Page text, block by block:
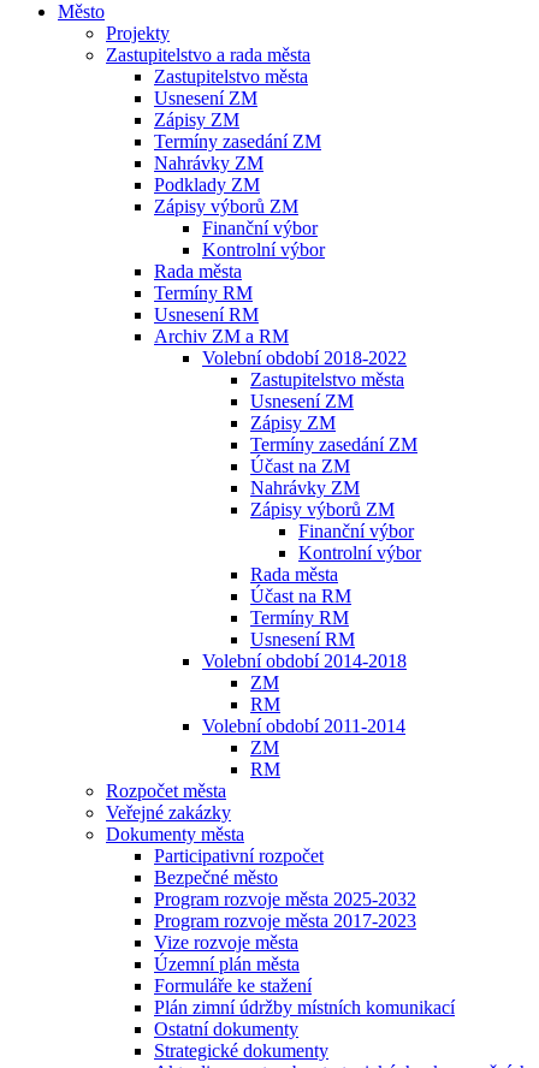
Město
Projekty
Zastupitelstvo a rada města
Zastupitelstvo města
Usnesení ZM
Zápisy ZM
Termíny zasedání ZM
Nahrávky ZM
Podklady ZM
Zápisy výborů ZM
Finanční výbor
Kontrolní výbor
Rada města
Termíny RM
Usnesení RM
Archiv ZM a RM
Volební období 2018-2022
Zastupitelstvo města
Usnesení ZM
Zápisy ZM
Termíny zasedání ZM
Účast na ZM
Nahrávky ZM
Zápisy výborů ZM
Finanční výbor
Kontrolní výbor
Rada města
Účast na RM
Termíny RM
Usnesení RM
Volební období 2014-2018
ZM
RM
Volební období 2011-2014
ZM
RM
Rozpočet města
Veřejné zakázky
Dokumenty města
Participativní rozpočet
Bezpečné město
Program rozvoje města 2025-2032
Program rozvoje města 2017-2023
Vize rozvoje města
Územní plán města
Formuláře ke stažení
Plán zimní údržby místních komunikací
Ostatní dokumenty
Strategické dokumenty